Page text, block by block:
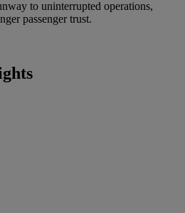
to uninterrupted operations,
passenger trust.